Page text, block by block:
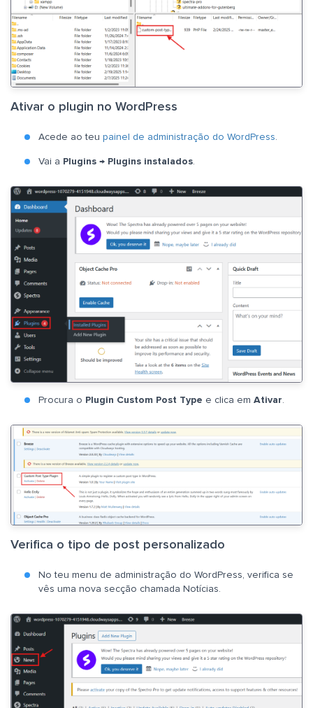
Ativar o plugin no WordPress
Acede ao teu painel de administração do WordPress
Vai a Plugins → Plugins instalados
Procura o Plugin Custom Post Type e clica em Ativar
Verifica o tipo de post personalizado
No teu menu de administração do WordPress, verifica se
vês uma nova secção chamada Notícias.